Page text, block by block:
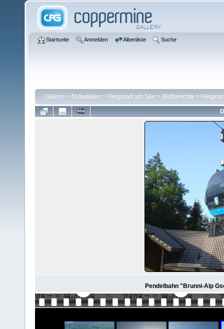
Startseite Anmelden Albenliste Suche
Galerie > Nidwalden > Hergiswil am See > Bildberichte >
Pendelbahn "Brunni-Alp